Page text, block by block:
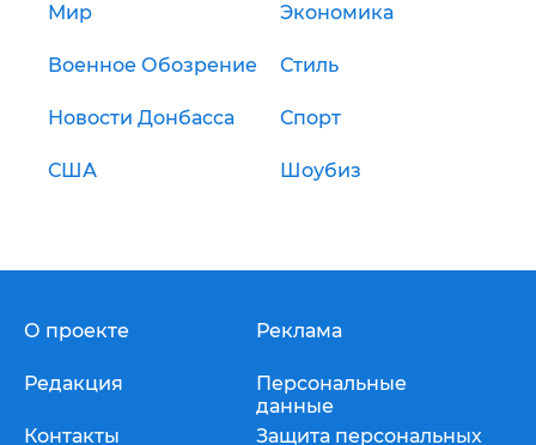
Мир Экономика
Военное Обозрение Стиль
Новости Донбасса Спорт
США Шоубиз
О проекте
Редакция
Контакты
Реклама
Персональные
данные
Защита персональных